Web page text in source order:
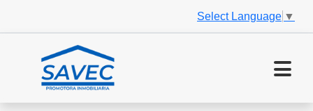
Select Language ▼